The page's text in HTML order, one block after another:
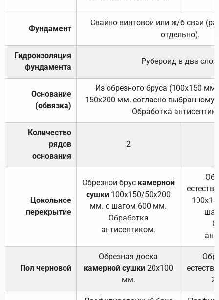
Фундамент
Свайно-винтовой или ж/б сваи
отдельно).
Гидроизоляция
фундамента
Рубероид в два слоя.
Основание
(обвязка)
Из обрезного бруса (100х150
150х200 мм. согласно выбранному
Обработка
Количество
рядов
основания
2
Цокольное
перекрытие
Обрезной брус камерной
сушки 100х150/50х200
мм. с шагом 600 мм.
Обработка
антисептиком.
Пол черновой
Обрезная доска
камерной сушки 20х100
мм.